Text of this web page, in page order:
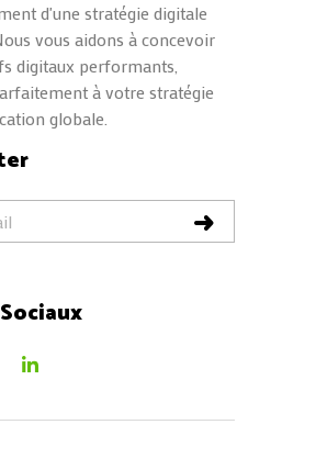
d'une stratégie digitale
vous aidons à concevoir
digitaux performants,
à votre stratégie
globale.